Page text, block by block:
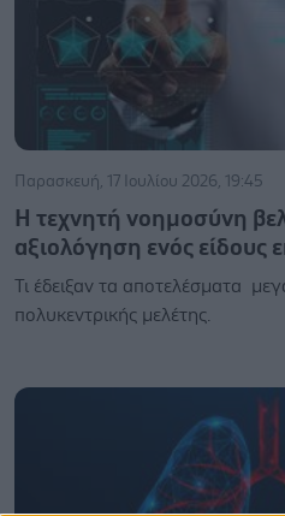
Παρασκευή, 17 Ιουλίου 2026, 19:45
Η τεχνητή νοημοσύνη
αξιολόγηση ενός είδους
Τι έδειξαν τα αποτελέσματα
πολυκεντρικής μελέτης.